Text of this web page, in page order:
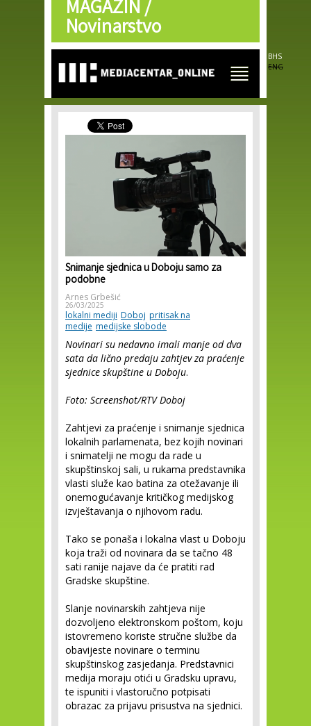
Skip to
main
content
MAGAZIN /
Novinarstvo
BHS
ENG
Snimanje sjednica u Doboju samo za
podobne
Arnes Grbešić
26/03/2025
lokalni mediji Doboj pritisak na
medije medijske slobode
Novinari su nedavno imali manje od dva
sata da lično predaju zahtjev za praćenje
sjednice skupštine u Doboju.
Foto: Screenshot/RTV Doboj
Zahtjevi za praćenje i snimanje sjednica
lokalnih parlamenata, bez kojih novinari
i snimatelji ne mogu da rade u
skupštinskoj sali, u rukama predstavnika
vlasti služe kao batina za otežavanje ili
onemogućavanje kritičkog medijskog
izvještavanja o njihovom radu.
Tako se ponaša i lokalna vlast u Doboju
koja traži od novinara da se tačno 48
sati ranije najave da će pratiti rad
Gradske skupštine.
Slanje novinarskih zahtjeva nije
dozvoljeno elektronskom poštom, koju
istovremeno koriste stručne službe da
obavijeste novinare o terminu
skupštinskog zasjedanja. Predstavnici
medija moraju otići u Gradsku upravu,
te ispuniti i vlastoručno potpisati
obrazac za prijavu prisustva na sjednici.